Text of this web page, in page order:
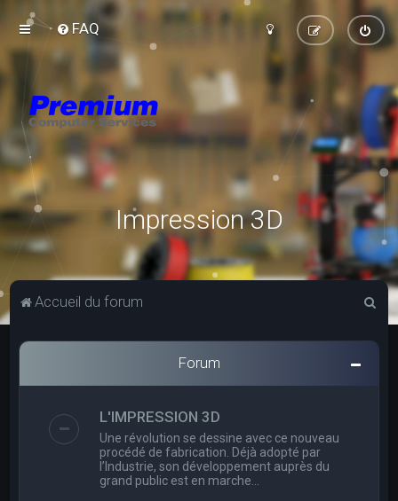
FAQ
Impression 3D
Accueil du forum
c
Forum
L'IMPRESSION 3D
Une révolution se dessine avec ce nouveau
procédé de fabrication. Déjà adopté par
l’Industrie, son développement auprès du
grand public est en marche…